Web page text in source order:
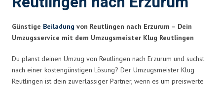
Günstige Beiladung von Reutlingen nach Erzurum – Dein
Umzugsservice mit dem Umzugsmeister Klug Reutlingen
Du planst deinen Umzug von Reutlingen nach Erzurum und suchst
nach einer kostengünstigen Lösung? Der Umzugsmeister Klug
Reutlingen ist dein zuverlässiger Partner, wenn es um preiswerte